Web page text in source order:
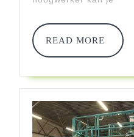
READ MORE
READ
MORE